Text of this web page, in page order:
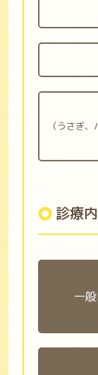
（うさぎ
診療
一